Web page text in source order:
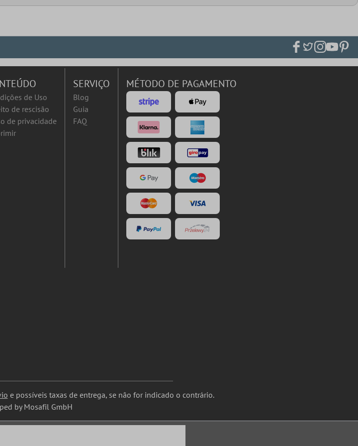
de Uso
de rescisão
de privacidade
SERVIÇO
Blog
Guia
FAQ
MÉTODO DE PAGAMENTO
e possíveis taxas de entrega, se não for indicado o contrário.
by Mosafil GmbH